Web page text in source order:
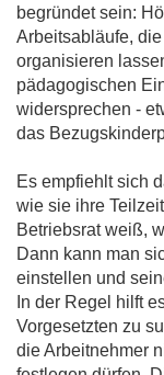
begründet sein:
Arbeitsabläufe,
organisieren
pädagogischen
widersprechen -
das
Es empfiehlt sich
wie sie ihre
Betriebsrat weiß,
Dann kann man
einstellen und
In der Regel hilft
Vorgesetzten zu
die Arbeitnehmer